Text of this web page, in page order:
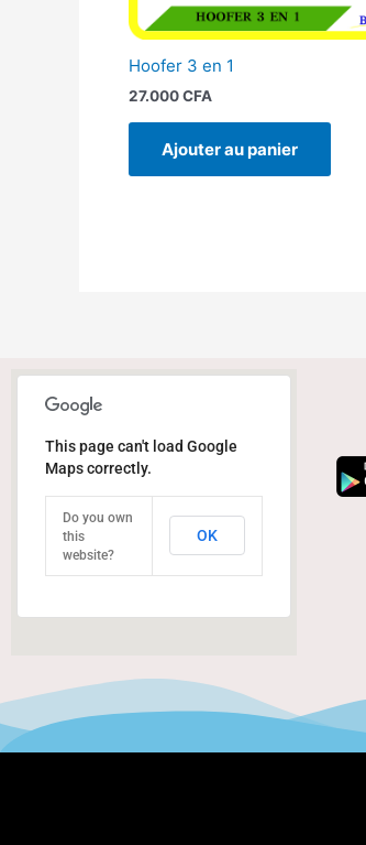
Hoofer 3 en 1
27.000CFA
Ajouter au panier
This page can't load Google
Maps correctly.
Do you own
this
website?
OK